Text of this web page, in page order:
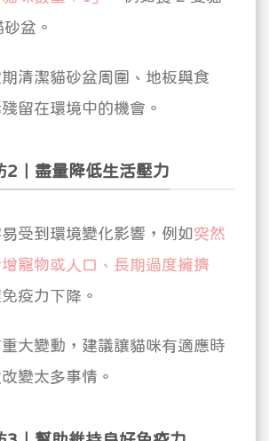
盆。
清潔貓砂盆周圍、地板與食
留在環境中的機會。
2｜盡量降低生活壓力
受到環境變化影響，例如 突然
寵物或人口、長期過度擁擠
疫力下降。
大變動，建議讓貓咪有適應時
變太多事情。